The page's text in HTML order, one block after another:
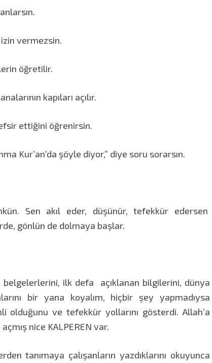
izin vermezsin.
öğretilir.
kapıları açılır.
ettiğini öğrenirsin.
Kur’an’da şöyle diyor,” diye soru sorarsın.
Sen akıl eder, düşünür, tefekkür edersen
gönlün de dolmaya başlar.
belgelerlerini, ilk defa açıklanan bilgilerini, dünya
bir yana koyalım, hiçbir şey yapmadıysa
ve tefekkür yollarını gösterdi. Allah’a
nice KALPEREN var.
tanımaya çalışanların yazdıklarını okuyunca